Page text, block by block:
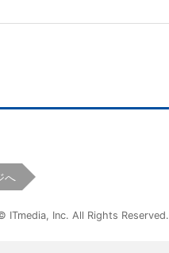
へ
ITmedia, Inc. All Rights Reserved.